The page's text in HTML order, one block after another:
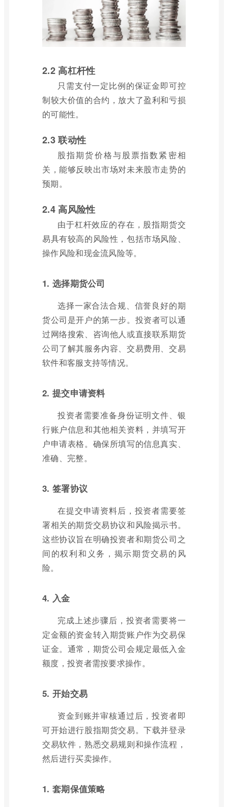
2.2 高杠杆性
只需支付一定比例的保证金即可控
制较大价值的合约，放大了盈利和亏损
的可能性。
2.3 联动性
股指期货价格与股票指数紧密相
关，能够反映出市场对未来股市走势的
预期。
2.4 高风险性
由于杠杆效应的存在，股指期货交
易具有较高的风险性，包括市场风险、
操作风险和现金流风险等。
1. 选择期货公司
选择一家合法合规、信誉良好的期
货公司是开户的第一步。投资者可以通
过网络搜索、咨询他人或直接联系期货
公司了解其服务内容、交易费用、交易
软件和客服支持等情况。
2. 提交申请资料
投资者需要准备身份证明文件、银
行账户信息和其他相关资料，并填写开
户申请表格。确保所填写的信息真实、
准确、完整。
3. 签署协议
在提交申请资料后，投资者需要签
署相关的期货交易协议和风险揭示书。
这些协议旨在明确投资者和期货公司之
间的权利和义务，揭示期货交易的风
险。
4. 入金
完成上述步骤后，投资者需要将一
定金额的资金转入期货账户作为交易保
证金。通常，期货公司会规定最低入金
额度，投资者需按要求操作。
5. 开始交易
资金到账并审核通过后，投资者即
可开始进行股指期货交易。下载并登录
交易软件，熟悉交易规则和操作流程，
然后进行买卖操作。
1. 套期保值策略